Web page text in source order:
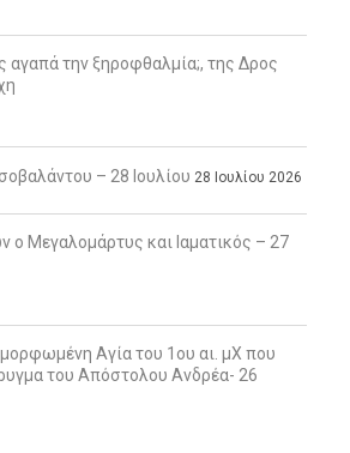
αγαπά την ξηροφθαλμία;, της Δρος
– 28 Ιουλίου 28 Ιουλίου 2026
ο Μεγαλομάρτυς και Ιαματικός – 27
Αγία του 1ου αι. μΧ που
του Απόστολου Ανδρέα- 26